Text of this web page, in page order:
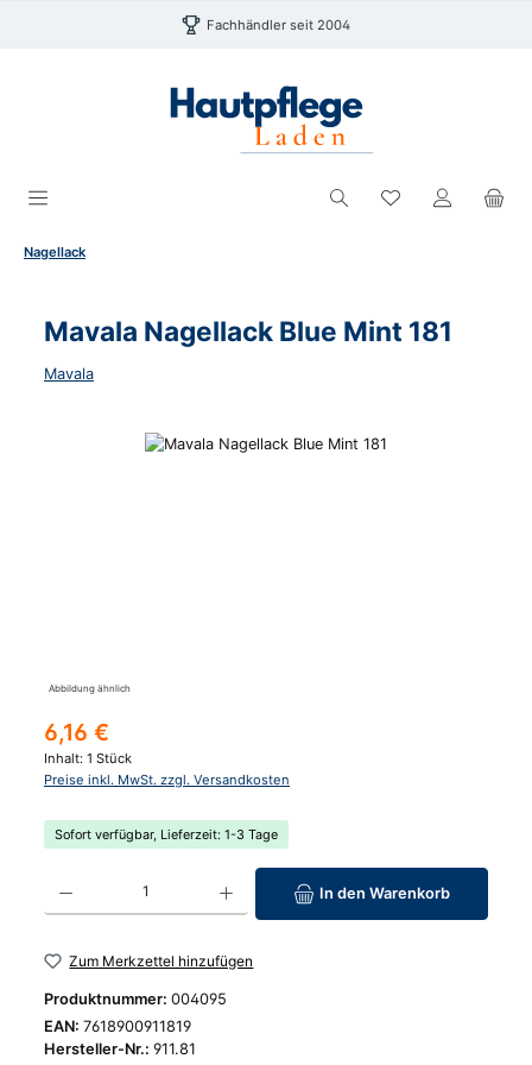
Zum Hauptinhalt springen Fachhändler seit 2004
Du hast 0
Nagellack
Mavala Nagellack Blue Mint 181
Mavala
Bildergalerie überspringen
Abbildung ähnlich
Regulärer Preis:
6,16 €
Inhalt: 1 Stück
Preise inkl. MwSt. zzgl. Versandkosten
Sofort verfügbar, Lieferzeit: 1-3 Tage
Produkt Anzahl: Gib den gewünschten Wert ein oder benutze die
In den Warenkorb
Zum Merkzettel hinzufügen
Produktnummer: 004095
EAN: 7618900911819
Hersteller-Nr.: 911.81